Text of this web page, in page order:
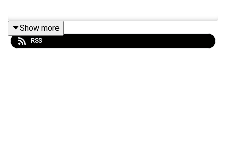
Un récit qui surprend d’abord par son origine : celle d’un
architecte qui n’avait, au départ, aucun désir
Show more
RSS